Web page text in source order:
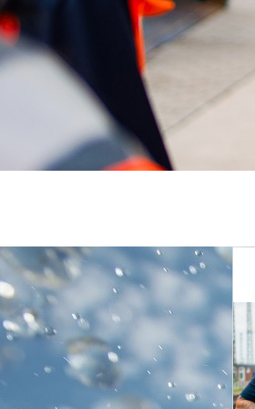
anzeigen/schließen